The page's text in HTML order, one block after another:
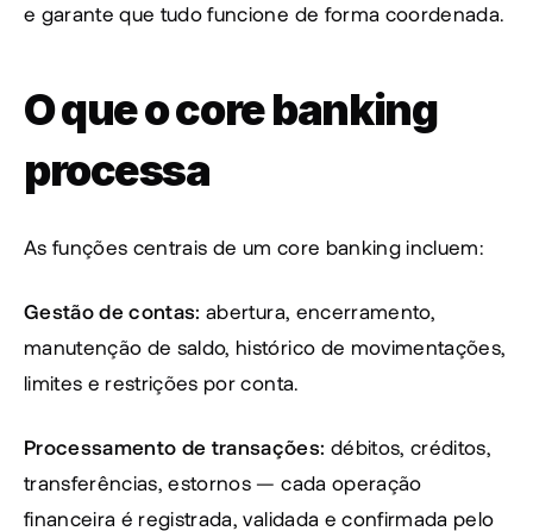
e garante que tudo funcione de forma coordenada.
O que o core banking
processa
As funções centrais de um core banking incluem:
Gestão de contas: abertura, encerramento,
manutenção de saldo, histórico de movimentações,
limites e restrições por conta.
Processamento de transações: débitos, créditos,
transferências, estornos — cada operação
financeira é registrada, validada e confirmada pelo